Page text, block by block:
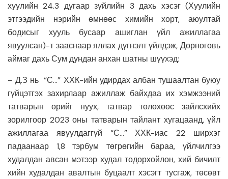
хуулийн 24.3 дугаар зүйлийн 3 дахь хэсэг (Хуулийн
этгээдийн нэрийн өмнөөс химийн хорт, аюултай
бодисыг хууль бусаар ашиглан үйл ажиллагаа
явуулсан)-т зааснаар яллах дүгнэлт үйлдэж, Дорноговь
аймаг дахь Сум дундан анхан шатны шүүхэд;
– Д.З нь “С…” ХХК-ийн удирдах албан тушаалтан буюу
гүйцэтгэх захирлаар ажиллаж байхдаа их хэмжээний
татварын өрийг нуух, татвар төлөхөөс зайлсхийх
зорилгоор 2023 оны татварын тайлант хугацаанд, үйл
ажиллагаа явуулдаггүй “С…” ХХК-иас 22 ширхэг
падаанаар 1,8 тэрбум төгрөгийн бараа, үйлчилгээ
худалдан авсан мэтээр худал тодорхойлон, хий бичилт
хийн худалдан авалтын буцаалт хэсэгт тусгаж, төсөвт